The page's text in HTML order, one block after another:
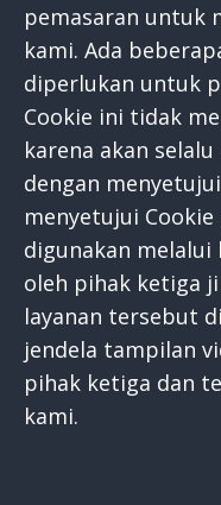
pemasaran untuk
kami. Ada
diperlukan untuk
Cookie ini tidak
karena akan
dengan
menyetujui
digunakan melalui
oleh pihak ketiga
layanan tersebut
jendela tampilan
pihak ketiga dan
kami.